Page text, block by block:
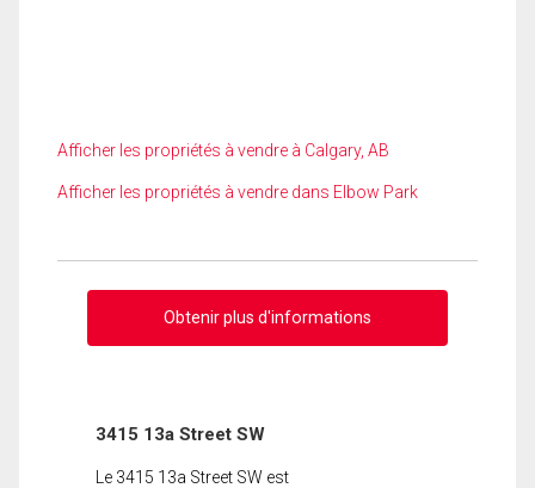
Afficher les propriétés à vendre à Calgary, AB
Afficher les propriétés à vendre dans Elbow Park
Obtenir plus d'informations
3415 13a Street SW
Le 3415 13a Street SW est